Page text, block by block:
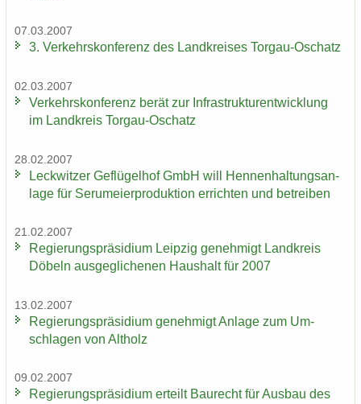
07.03.2007
3. Ver­kehrs­kon­fe­renz des Land­krei­ses Torgau-​Oschatz
02.03.2007
Ver­kehrs­kon­fe­renz berät zur In­fra­struk­tur­ent­wick­lung
im Land­kreis Torgau-​Oschatz
28.02.2007
Leck­wit­zer Ge­flü­gel­hof GmbH will Hen­nen­hal­tungs­an­
la­ge für Ser­um­ei­er­pro­duk­ti­on er­rich­ten und be­trei­ben
21.02.2007
Re­gie­rungs­prä­si­di­um Leip­zig ge­neh­migt Land­kreis
Dö­beln aus­ge­gli­che­nen Haus­halt für 2007
13.02.2007
Re­gie­rungs­prä­si­di­um ge­neh­migt An­la­ge zum Um­
schla­gen von Alt­holz
09.02.2007
Re­gie­rungs­prä­si­di­um er­teilt Bau­recht für Aus­bau des